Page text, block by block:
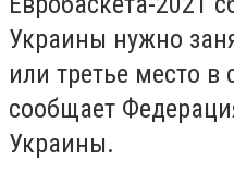
Украины нужно
или третье место в
сообщает
Украины.